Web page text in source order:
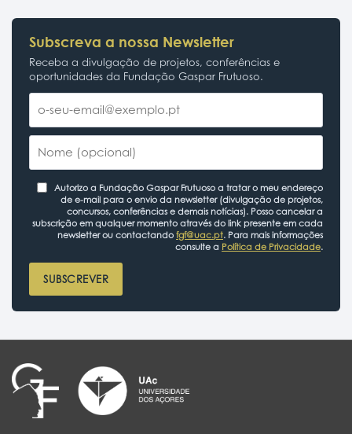
Subscreva a nossa Newsletter
Receba a divulgação de projetos, conferências e
oportunidades da Fundação Gaspar Frutuoso.
Autorizo a Fundação Gaspar Frutuoso a tratar o meu endereço
de e-mail para o envio da newsletter (divulgação de projetos,
concursos, conferências e demais notícias). Posso cancelar a
subscrição em qualquer momento através do link presente em cada
newsletter ou contactando fgf@uac.pt. Para mais informações
consulte a Política de Privacidade.
SUBSCREVER